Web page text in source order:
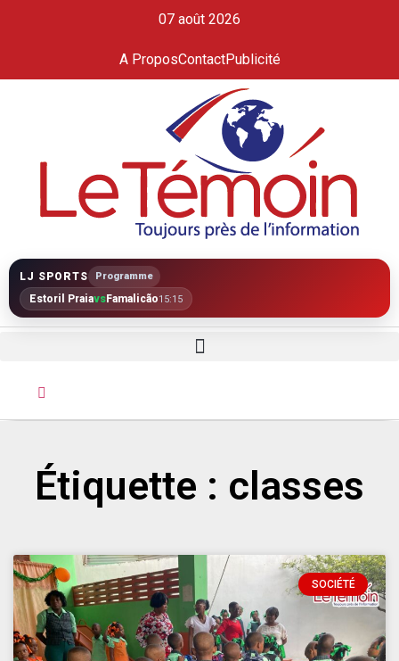
07 août 2026
A ProposContactPublicité
LJ SPORTS Programme
Estoril PraiavsFamalicão15:15
Étiquette : classes
SOCIÉTÉ